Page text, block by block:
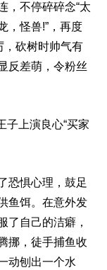
，不停碎碎念“太
，怪兽!”，再度
，砍树时帅气有
反差萌，令粉丝
上演良心“买家
惧心理，鼓足
鱼饵。在意外发
了自己的洁癖，
挪，徒手捕鱼收
动刨出一个水